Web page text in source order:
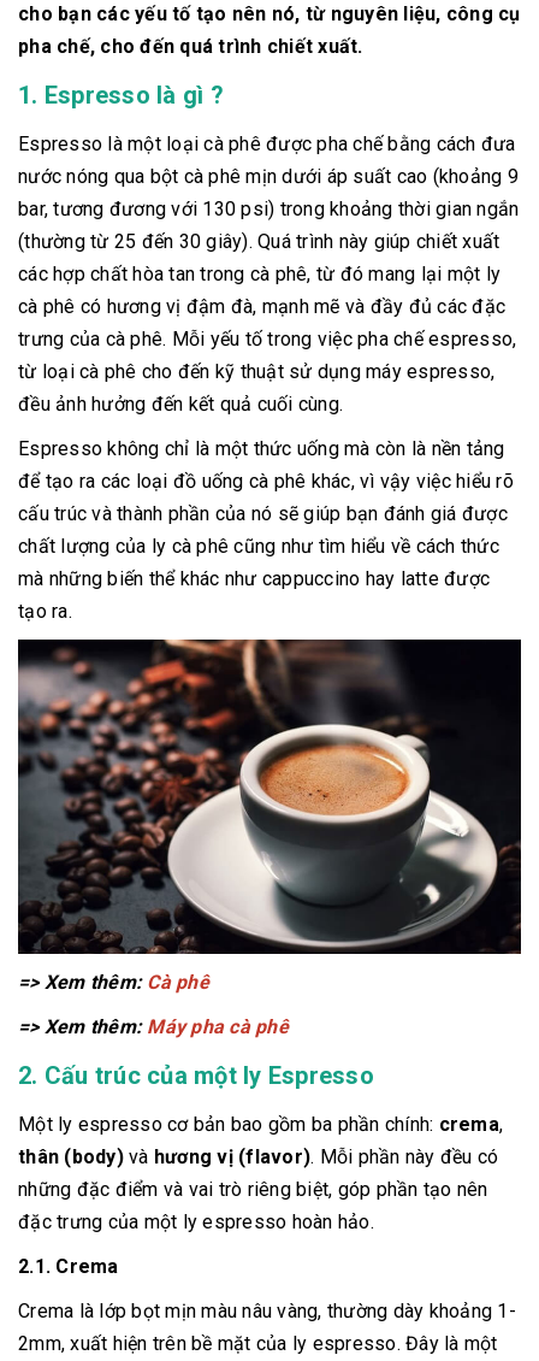
cho bạn các yếu tố tạo nên nó, từ nguyên liệu, công cụ
pha chế, cho đến quá trình chiết xuất.
1. Espresso là gì ?
Espresso là một loại cà phê được pha chế bằng cách đưa
nước nóng qua bột cà phê mịn dưới áp suất cao (khoảng 9
bar, tương đương với 130 psi) trong khoảng thời gian ngắn
(thường từ 25 đến 30 giây). Quá trình này giúp chiết xuất
các hợp chất hòa tan trong cà phê, từ đó mang lại một ly
cà phê có hương vị đậm đà, mạnh mẽ và đầy đủ các đặc
trưng của cà phê. Mỗi yếu tố trong việc pha chế espresso,
từ loại cà phê cho đến kỹ thuật sử dụng máy espresso,
đều ảnh hưởng đến kết quả cuối cùng.
Espresso không chỉ là một thức uống mà còn là nền tảng
để tạo ra các loại đồ uống cà phê khác, vì vậy việc hiểu rõ
cấu trúc và thành phần của nó sẽ giúp bạn đánh giá được
chất lượng của ly cà phê cũng như tìm hiểu về cách thức
mà những biến thể khác như cappuccino hay latte được
tạo ra.
=> Xem thêm: Cà phê
=> Xem thêm: Máy pha cà phê
2. Cấu trúc của một ly Espresso
Một ly espresso cơ bản bao gồm ba phần chính: crema,
thân (body)và hương vị (flavor). Mỗi phần này đều có
những đặc điểm và vai trò riêng biệt, góp phần tạo nên
đặc trưng của một ly espresso hoàn hảo.
2.1. Crema
Crema là lớp bọt mịn màu nâu vàng, thường dày khoảng 1-
2mm, xuất hiện trên bề mặt của ly espresso. Đây là một